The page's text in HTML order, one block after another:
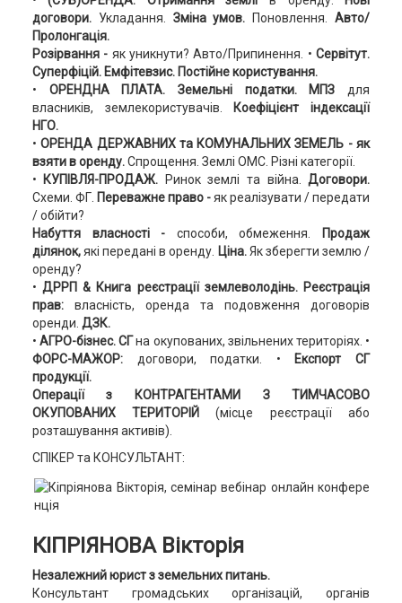
договори. Укладання. Зміна умов. Поновлення.Авто/
Пролонгація.
Розірвання - як уникнути? Авто/Припинення. •Сервітут.
Суперфіцій. Емфітевзис. Постійне користування.
• ОРЕНДНА ПЛАТА. Земельні податки. МПЗдля
власників, землекористувачів. Коефіцієнт індексації
НГО.
•ОРЕНДА ДЕРЖАВНИХ та КОМУНАЛЬНИХ ЗЕМЕЛЬ - як
взяти в оренду.Спрощення. Землі ОМС. Різні категорії.
• КУПІВЛЯ-ПРОДАЖ. Ринок землі та війна.Договори.
Схеми. ФГ. Переважне право -як реалізувати / передати
/ обійти?
Набуття власності - способи, обмеження.
Продаж
ділянок,які передані в оренду. Ціна.Як зберегти землю /
оренду?
• ДРРП & Книга реєстрації землеволодінь. Реєстрація
прав: власність, оренда та подовження договорів
оренди. ДЗК.
• АГРО-бізнес.СГна окупованих, звільнених територіях. •
ФОРС-МАЖОР:договори, податки. • Експорт СГ
продукції.
Операції з КОНТРАГЕНТАМИ З ТИМЧАСОВО
ОКУПОВАНИХ ТЕРИТОРІЙ(місце реєстрації або
розташування активів).
СПІКЕР та КОНСУЛЬТАНТ:
КІПРІЯНОВА Вікторія
Незалежний юрист з земельних питань.
Консультант громадських організацій, органів